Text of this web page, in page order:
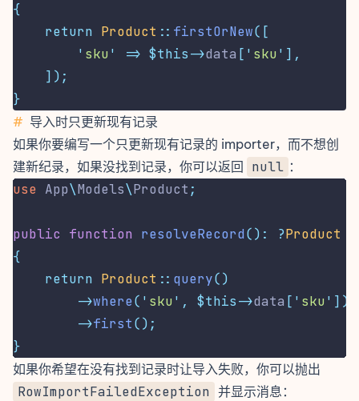
{
return Product :: firstOrNew([
' sku ' => $this->data [ ' sku ' ],
]);
}
# 导入时只更新现有记录
如果你要编写一个只更新现有记录的 importer，而不想创
建新纪录，如果没找到记录，你可以返回
null ：
use App\Models\Product ;
public function resolveRecord(): ?Product
{
return Product :: query()
->where( ' sku ' , $this->data [ ' sku ' ])
->first();
}
如果你希望在没有找到记录时让导入失败，你可以抛出
RowImportFailedException 并显示消息：